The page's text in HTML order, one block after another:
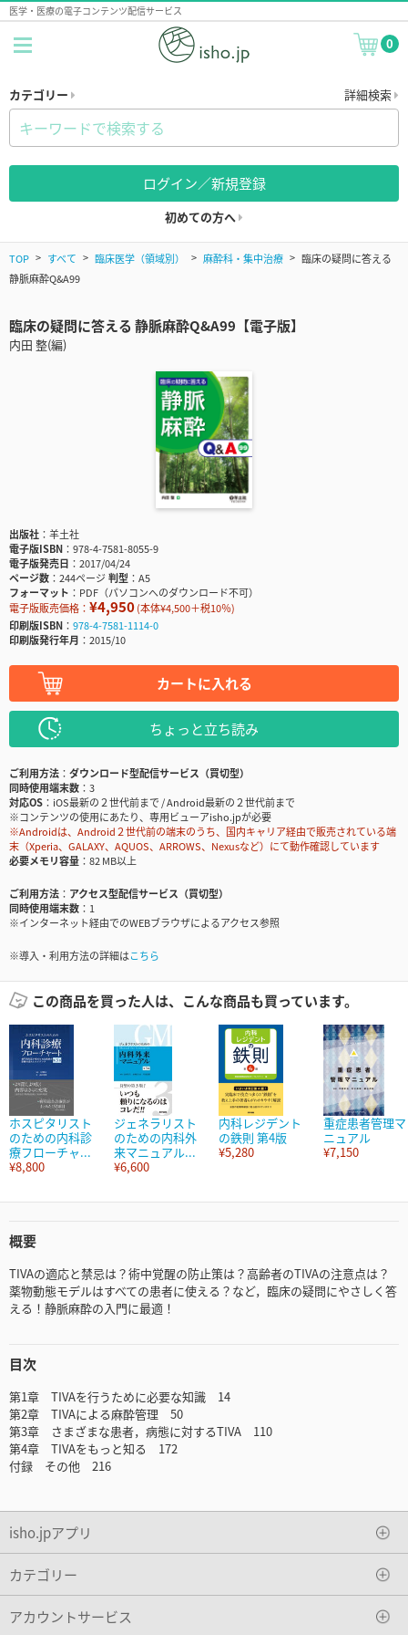
医学・医療の電子コンテンツ配信サービス
0
カテゴリー 詳細検索
ログイン／新規登録
初めての方へ
TOP すべて 臨床医学（領域別） 麻酔科・集中治療
臨床の疑問に答える
静脈麻酔Q&A99
臨床の疑問に答える 静脈麻酔Q&A99【電子版】
内田 整(編)
出版社
羊土社
電子版ISBN
978-4-7581-8055-9
電子版発売日
2017/04/24
ページ数
244ページ判型
A5
フォーマット
PDF（パソコンへのダウンロード不可）
電子版販売価格： ¥4,950(本体¥4,500＋税10％)
印刷版ISBN
978-4-7581-1114-0
印刷版発行年月
2015/10
カートに入れる
ちょっと立ち読み
ご利用方法
ダウンロード型配信サービス（買切型）
同時使用端末数
3
対応OS
iOS最新の２世代前まで / Android最新の２世代前まで
※コンテンツの使用にあたり、専用ビューアisho.jpが必要
※Androidは、Android２世代前の端末のうち、国内キャリア経由で販売されている端
末（Xperia、GALAXY、AQUOS、ARROWS、Nexusなど）にて動作確認しています
必要メモリ容量
82 MB以上
ご利用方法
アクセス型配信サービス（買切型）
同時使用端末数
1
※インターネット経由でのWEBブラウザによるアクセス参照
※導入・利用方法の詳細はこちら
この商品を買った人は、こんな商品も買っています。
ホスピタリスト
のための内科診
療フローチャ...
¥8,800
ジェネラリスト
のための内科外
来マニュアル...
¥6,600
内科レジデント
の鉄則 第4版
¥5,280
重症患者管理マ
ニュアル
¥7,150
概要
TIVAの適応と禁忌は？術中覚醒の防止策は？高齢者のTIVAの注意点は？
薬物動態モデルはすべての患者に使える？など，臨床の疑問にやさしく答
える！静脈麻酔の入門に最適！
目次
第1章 TIVAを行うために必要な知識 14
第2章 TIVAによる麻酔管理 50
第3章 さまざまな患者，病態に対するTIVA 110
第4章 TIVAをもっと知る 172
付録 その他 216
isho.jpアプリ
カテゴリー
アカウントサービス